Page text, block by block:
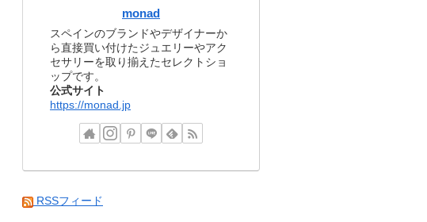
monad
スペインのブランドやデザイナーか
ら直接買い付けたジュエリーやアク
セサリーを取り揃えたセレクトショ
ップです。
公式サイト
https://monad.jp
RSSフィード